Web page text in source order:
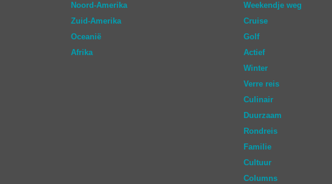
Noord-Amerika
Zuid-Amerika
Oceanië
Afrika
Weekendje weg
Cruise
Golf
Actief
Winter
Verre reis
Culinair
Duurzaam
Rondreis
Familie
Cultuur
Columns